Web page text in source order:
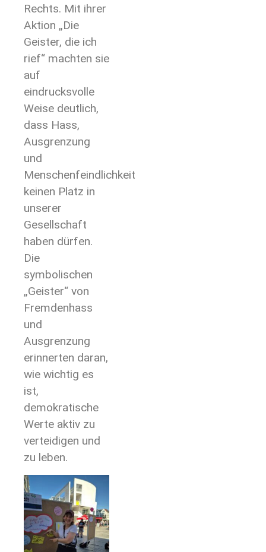
Rechts. Mit ihrer
Aktion „Die
Geister, die ich
rief“ machten sie
auf
eindrucksvolle
Weise deutlich,
dass Hass,
Ausgrenzung
und
Menschenfeindlichkeit
keinen Platz in
unserer
Gesellschaft
haben dürfen.
Die
symbolischen
„Geister“ von
Fremdenhass
und
Ausgrenzung
erinnerten daran,
wie wichtig es
ist,
demokratische
Werte aktiv zu
verteidigen und
zu leben.